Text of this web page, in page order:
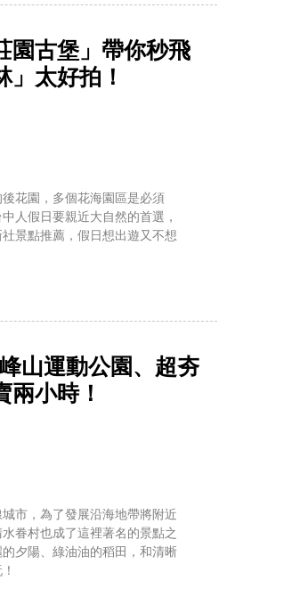
園古堡」帶你秒飛
」太好拍！
花園，多個花海園區是必須
人假日要親近大自然的首選，
景點推薦，假日想出遊又不想
山運動公園、超夯
兩小時！
市，為了發展沿海地帶將附近
眷村也成了這裡著名的景點之
夕陽、綠油油的稻田，和清晰